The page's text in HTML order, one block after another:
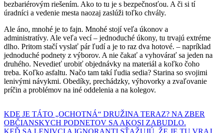
bezbariérovým riešením. Ako to tu je s bezpečnosťou. A či si tí
úradníci a vedenie mesta naozaj zaslúži toľko chvály.
Ale áno, mnohé je to fajn. Mnohé stojí veľa úkonov a
administratívy. Ale veľa vecí – jednoduché úkony, tu trvajú extréme
dlho. Pritom stačí vyslať pár ľudí a je to raz dva hotové. – napríklad
jednoduché podnety z výborov. A nie čakať a vyhovárať sa jeden na
druhého. Nevedieť urobiť objednávky na materiál a koľko čoho
treba. Koľko asfaltu. Načo tam takí ľudia sedia? Starina so svojimi
lenivými návykmi. Obedíky, prechádzky, výhovorky a zvaľovanie
príčin a problémov na iné oddelenia a na kolegov.
Navigácia
v
KDE JE TÁTO „OCHOTNÁ“ DRUŽINA TERAZ? NA ZBER
OBČIANSKYCH PODNETOV SA AKOSI ZABUDLO.
KEĎ SA LENIVCI A IGNORANTI SŤAŽUJÚ, ŽE JE TU VRAJ